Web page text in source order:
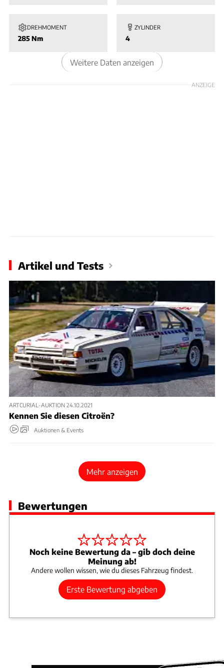
DREHMOMENT
285 Nm
ZYLINDER
4
Weitere Daten anzeigen
ANZEIGE
Artikel und Tests
ARTCURIAL-AUKTION 24.10.2021
Kennen Sie diesen Citroën?
Auktionen & Events
Mehr anzeigen
Bewertungen
Noch keine Bewertung da – gib doch deine
Meinung ab!
Andere wollen wissen, wie du dieses Fahrzeug findest.
Erste Bewertung abgeben